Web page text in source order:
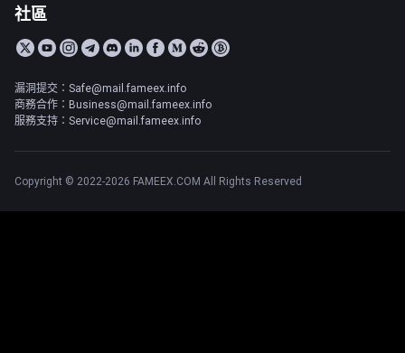
社區
漏洞提交：Safe@mail.fameex.info
商務合作：Business@mail.fameex.info
服務支持：Service@mail.fameex.info
Copyright © 2022-2026 FAMEEX.COM All Rights Reserved